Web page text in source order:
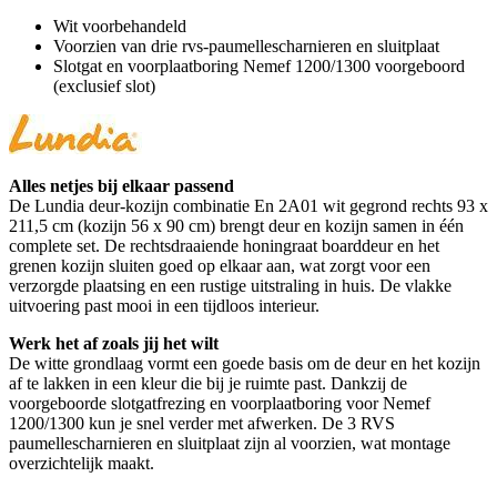
Wit voorbehandeld
Voorzien van drie rvs-paumellescharnieren en sluitplaat
Slotgat en voorplaatboring Nemef 1200/1300 voorgeboord
(exclusief slot)
Alles netjes bij elkaar passend
De Lundia deur-kozijn combinatie En 2A01 wit gegrond rechts 93 x
211,5 cm (kozijn 56 x 90 cm) brengt deur en kozijn samen in één
complete set. De rechtsdraaiende honingraat boarddeur en het
grenen kozijn sluiten goed op elkaar aan, wat zorgt voor een
verzorgde plaatsing en een rustige uitstraling in huis. De vlakke
uitvoering past mooi in een tijdloos interieur.
Werk het af zoals jij het wilt
De witte grondlaag vormt een goede basis om de deur en het kozijn
af te lakken in een kleur die bij je ruimte past. Dankzij de
voorgeboorde slotgatfrezing en voorplaatboring voor Nemef
1200/1300 kun je snel verder met afwerken. De 3 RVS
paumellescharnieren en sluitplaat zijn al voorzien, wat montage
overzichtelijk maakt.